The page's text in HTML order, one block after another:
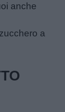
anche
a